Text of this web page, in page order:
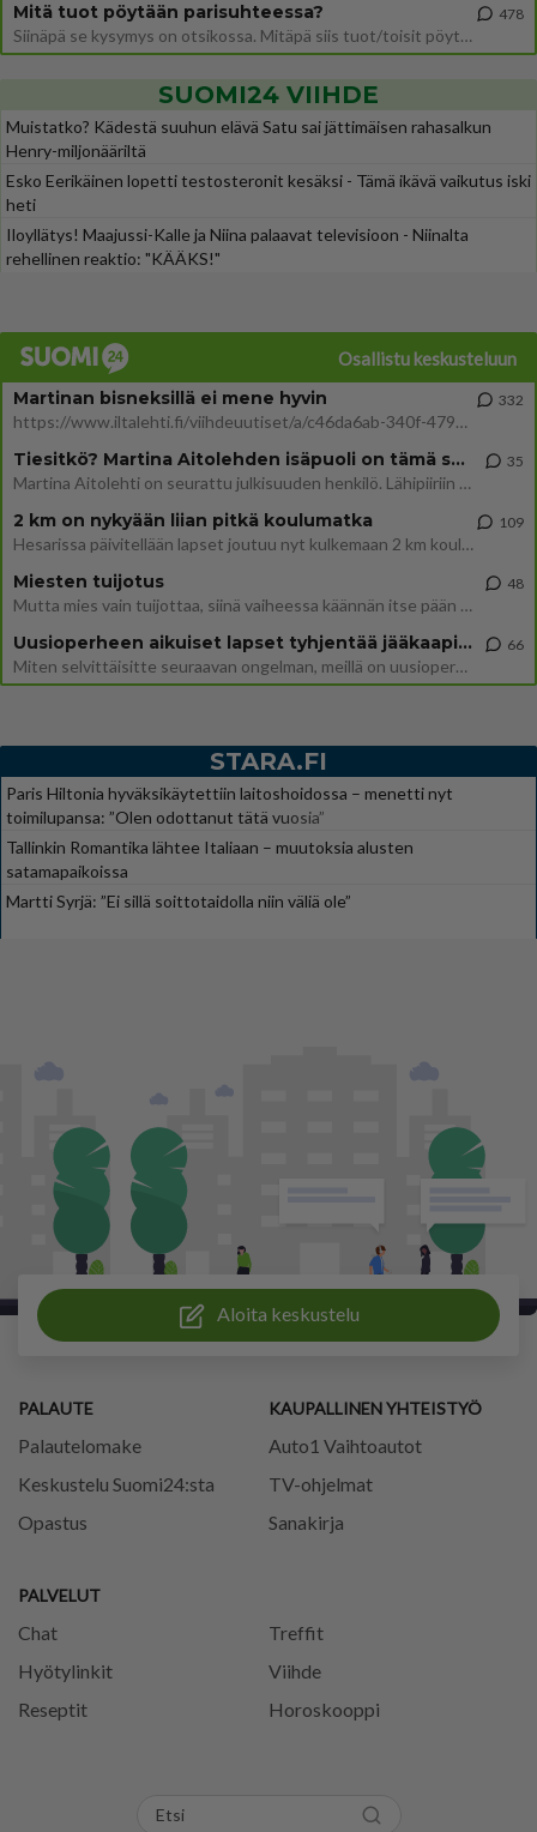
Mitä tuot pöytään parisuhteessa?
Siinäpä se kysymys on otsikossa. Mitäpä siis tuot/toisit pöytään parisuhteessa? Oletko mies vai nainen? Koetko sen mitä
478
SUOMI24 VIIHDE
Muistatko? Kädestä suuhun elävä Satu sai jättimäisen rahasalkun
Henry-miljonääriltä
Esko Eerikäinen lopetti testosteronit kesäksi - Tämä ikävä vaikutus iski
heti
Iloyllätys! Maajussi-Kalle ja Niina palaavat televisioon - Niinalta
rehellinen reaktio: "KÄÄKS!"
Osallistu keskusteluun
Martinan bisneksillä ei mene hyvin
https://www.iltalehti.fi/viihdeuutiset/a/c46da6ab-340f-4790-aaa7-0865eed2336 Yrityksen konkurssihakemus on tullut kärä
332
Tiesitkö? Martina Aitolehden isäpuoli on tämä suosittu laulaja
Martina Aitolehti on seurattu julkisuuden henkilö. Lähipiiriin mahtuu muitakin tunnettuja henkilöitä. Tiesitkö, että Ma
35
2 km on nykyään liian pitkä koulumatka
Hesarissa päivitellään lapset joutuu nyt kulkemaan 2 km kouluun jösses. Ruostefillarilla tuo matka menee vaikka miten äk
109
Miesten tuijotus
Mutta mies vain tuijottaa, siinä vaiheessa käännän itse pään pois. Mikä juttu? Yleensä jos joku tuijottaa tai katsoo, hä
48
Uusioperheen aikuiset lapset tyhjentää jääkaapin käydessään
Miten selvittäisitte seuraavan ongelman, meillä on uusioperhe, minulla teini-ikäiset lapset ja puolisolla aikuiset, jotk
66
STARA.FI
Paris Hiltonia hyväksikäytettiin laitoshoidossa – menetti nyt
toimilupansa: ”Olen odottanut tätä vuosia”
Tallinkin Romantika lähtee Italiaan – muutoksia alusten
satamapaikoissa
Martti Syrjä: ”Ei sillä soittotaidolla niin väliä ole”
Aloita keskustelu
PALAUTE
Palautelomake
Keskustelu Suomi24:sta
Opastus
PALVELUT
Chat
Treffit
Hyötylinkit
Viihde
Reseptit
Horoskooppi
KAUPALLINEN YHTEISTYÖ
Auto1 Vaihtoautot
TV-ohjelmat
Sanakirja